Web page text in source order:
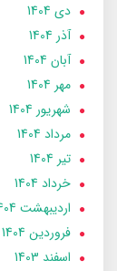
دی 1404
آذر 1404
آبان 1404
مهر 1404
شهریور 1404
مرداد 1404
تير 1404
خرداد 1404
ارديبهشت 1404
فروردین 1404
اسفند 1403